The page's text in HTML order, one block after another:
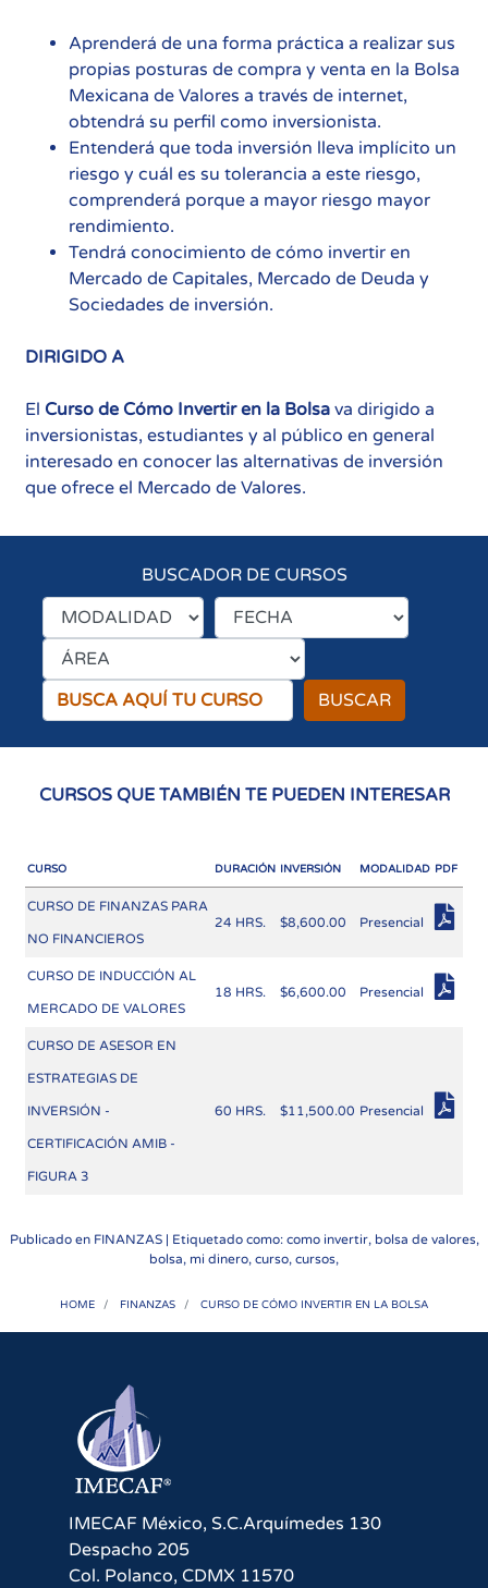
Aprenderá de una forma práctica a realizar sus
propias posturas de compra y venta en la Bolsa
Mexicana de Valores a través de internet,
obtendrá su perfil como inversionista.
Entenderá que toda inversión lleva implícito un
riesgo y cuál es su tolerancia a este riesgo,
comprenderá porque a mayor riesgo mayor
rendimiento.
Tendrá conocimiento de cómo invertir en
Mercado de Capitales, Mercado de Deuda y
Sociedades de inversión.
DIRIGIDO A
El Curso de Cómo Invertir en la Bolsa va dirigido a
inversionistas, estudiantes y al público en general
interesado en conocer las alternativas de inversión
que ofrece el Mercado de Valores.
BUSCADOR DE CURSOS
BUSCAR
CURSOS QUE TAMBIÉN TE PUEDEN INTERESAR
CURSO DURACIÓN INVERSIÓN MODALIDAD PDF
CURSO DE FINANZAS PARA
NO FINANCIEROS
24 HRS. $8,600.00 Presencial
CURSO DE INDUCCIÓN AL
MERCADO DE VALORES
18 HRS. $6,600.00 Presencial
CURSO DE ASESOR EN
ESTRATEGIAS DE
INVERSIÓN -
CERTIFICACIÓN AMIB -
FIGURA 3
60 HRS. $11,500.00 Presencial
Publicado en FINANZAS| Etiquetado como: como invertir, bolsa de valores,
bolsa, mi dinero, curso, cursos,
HOME FINANZAS CURSO DE CÓMO INVERTIR EN LA BOLSA
IMECAF México, S.C.Arquímedes 130
Despacho 205
Col. Polanco, CDMX 11570